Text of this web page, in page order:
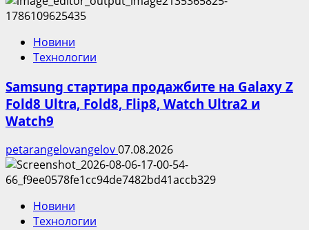
Новини
Технологии
Samsung стартира продажбите на Galaxy Z
Fold8 Ultra, Fold8, Flip8, Watch Ultra2 и
Watch9
petarangelovangelov07.08.2026
Новини
Технологии